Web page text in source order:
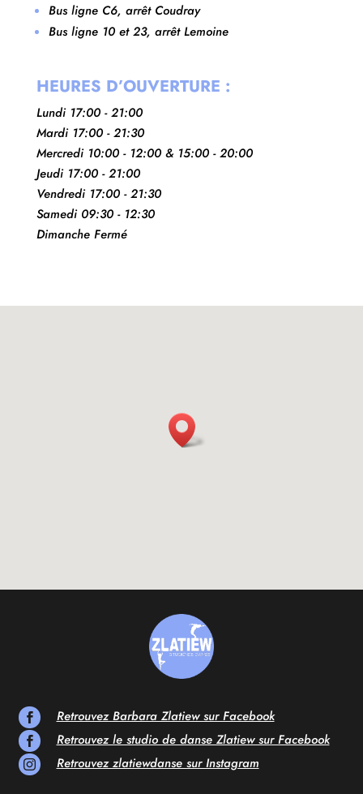
Bus ligne C6, arrêt Coudray
Bus ligne 10 et 23, arrêt Lemoine
HEURES D’OUVERTURE :
Lundi 17:00 - 21:00
Mardi 17:00 - 21:30
Mercredi 10:00 - 12:00 & 15:00 - 20:00
Jeudi 17:00 - 21:00
Vendredi 17:00 - 21:30
Samedi 09:30 - 12:30
Dimanche Fermé
 Retrouvez Barbara Zlatiew sur Facebook
 Retrouvez le studio de danse Zlatiew sur Facebook
 Retrouvez zlatiewdanse sur Instagram